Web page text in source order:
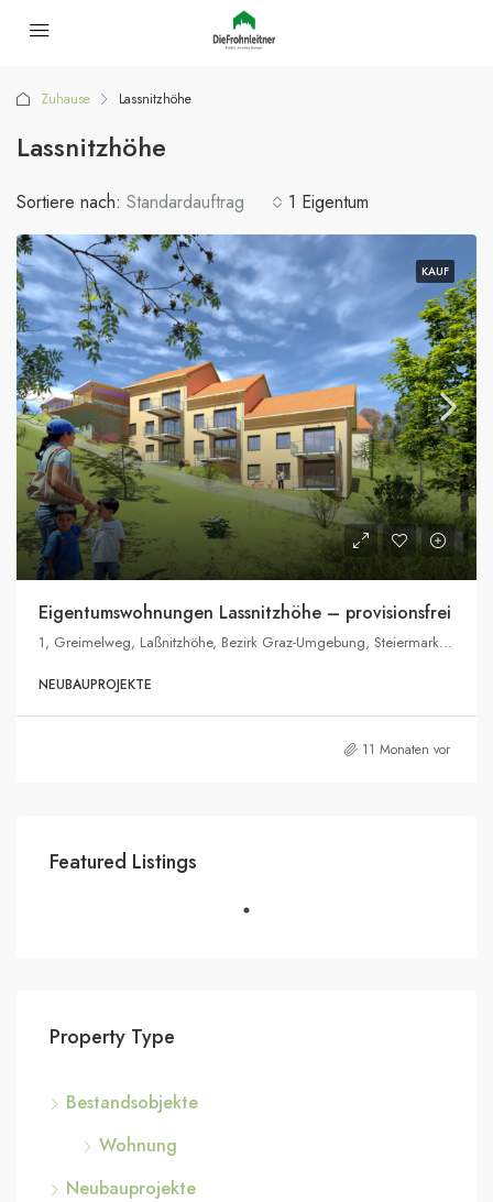
Zuhause Lassnitzhöhe
Lassnitzhöhe
1 Eigentum
Sortiere nach: Standardauftrag
KAUF
Eigentumswohnungen Lassnitzhöhe – provisionsfrei
1, Greimelweg, Laßnitzhöhe, Bezirk Graz-Umgebung, Steiermark, 8301, Österreich
NEUBAUPROJEKTE
11 Monaten vor
Featured Listings
Property Type
Bestandsobjekte
Wohnung
Neubauprojekte